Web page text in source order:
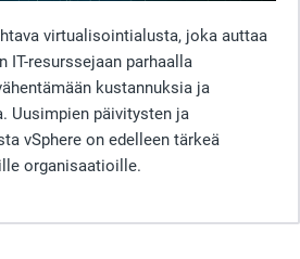
virtualisointialusta, joka auttaa
IT-resurssejaan parhaalla
kustannuksia ja
Uusimpien päivitysten ja
vSphere on edelleen tärkeä
organisaatioille.